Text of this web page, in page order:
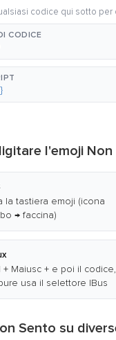
codice qui sotto per
CODICE
l'emoji
la tastiera emoji (icona
→ faccina)
+ Maiusc + e poi il codice,
usa il selettore IBus
Sento su